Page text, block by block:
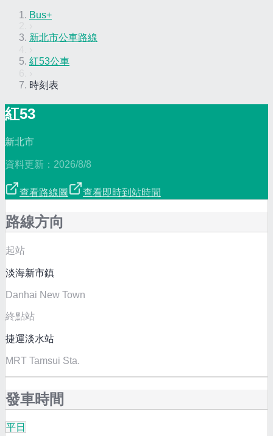
Bus+
新北市公車路線
紅53公車
時刻表
紅53
新北市
資料更新： 2026/8/8
查看路線圖 查看即時到站時間
路線方向
起站
淡海新市鎮
Danhai New Town
終點站
捷運淡水站
MRT Tamsui Sta.
發車時間
平日